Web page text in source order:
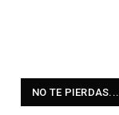
NO TE PIERDAS...